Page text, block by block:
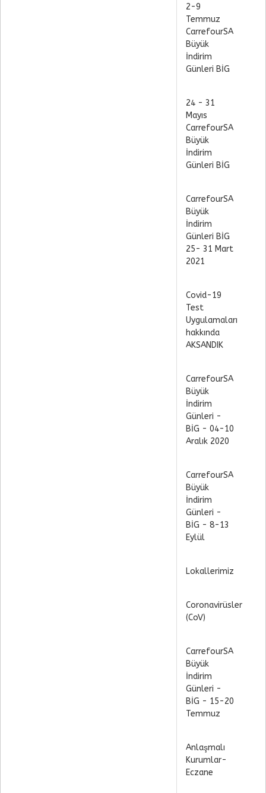
2-9
Temmuz
CarrefourSA
Büyük
İndirim
Günleri BİG
24 - 31
Mayıs
CarrefourSA
Büyük
İndirim
Günleri BİG
CarrefourSA
Büyük
İndirim
Günleri BİG
25- 31 Mart
2021
Covid-19
Test
Uygulamaları
hakkında
AKSANDIK
CarrefourSA
Büyük
İndirim
Günleri -
BİG - 04-10
Aralık 2020
CarrefourSA
Büyük
İndirim
Günleri -
BİG - 8-13
Eylül
Lokallerimiz
Coronavirüsler
(CoV)
CarrefourSA
Büyük
İndirim
Günleri -
BİG - 15-20
Temmuz
Anlaşmalı
Kurumlar-
Eczane